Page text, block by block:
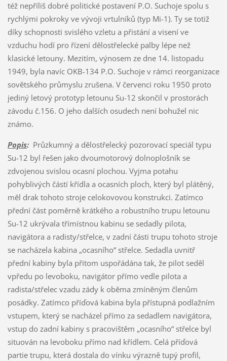
též nepříliš dobré politické postavení P.O. Suchoje spolu s
rychlými pokroky ve vývoji vrtulníků (typ Mi-1). Ty se totiž
díky schopnosti svislého vzletu a přistání a visení ve
vzduchu hodí pro řízení dělostřelecké palby lépe než
klasické letouny. Mezitím, výnosem ze dne 14. listopadu
1949, byla navíc OKB-134 P.O. Suchoje v rámci reorganizace
sovětského průmyslu zrušena. V červenci roku 1950 proto
jediný letový prototyp letounu Su-12 skončil v prostorách
závodu č.156. O jeho dalších osudech není bohužel nic
známo.
Popis:Průzkumný a dělostřelecký pozorovací speciál typu
Su-12 byl řešen jako dvoumotorový dolnoplošník se
zdvojenou svislou ocasní plochou. Vyjma potahu
pohyblivých částí křídla a ocasních ploch, který byl plátěný,
měl drak tohoto stroje celokovovou konstrukci. Zatímco
přední část poměrně krátkého a robustního trupu letounu
Su-12 ukrývala třímístnou kabinu se sedadly pilota,
navigátora a radisty/střelce, v zadní části trupu tohoto stroje
se nacházela kabina „ocasního“ střelce. Sedadla uvnitř
přední kabiny byla přitom uspořádána tak, že pilot seděl
vpředu po levoboku, navigátor přímo vedle pilota a
radista/střelec vzadu zády k oběma zmíněným členům
posádky. Zatímco příďová kabina byla přístupná podlažním
vstupem, který se nacházel přímo za sedadlem navigátora,
vstup do zadní kabiny s pracovištěm „ocasního“ střelce byl
situován na levoboku přímo nad křídlem. Celá příďová
partie trupu, která dostala do vínku výrazně tupý profil,